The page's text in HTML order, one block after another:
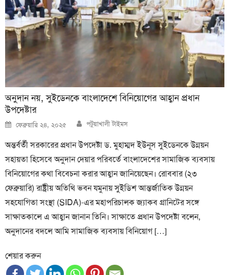
অনুদান নয়, সুইডেনকে বাংলাদেশে বিনিয়োগের আহ্বান প্রধান
উপদেষ্টার
Posted
on
ফেব্রুয়ারি ২৪, ২০২৫ Author
পটুয়াখালী টাইমস
অন্তর্বর্তী সরকারের প্রধান উপদেষ্টা ড. মুহাম্মদ ইউনূস সুইডেনকে উন্নয়ন
সহায়তা হিসেবে অনুদান দেয়ার পরিবর্তে বাংলাদেশের সামাজিক ব্যবসায়
বিনিয়োগের কথা বিবেচনা করার আহ্বান জানিয়েছেন। রোববার (২৩
ফেব্রুয়ারি) রাষ্ট্রীয় অতিথি ভবন যমুনায় সুইডিশ আন্তর্জাতিক উন্নয়ন
সহযোগিতা সংস্থা (SIDA)-এর মহাপরিচালক জ্যাকব গ্রানিটের সঙ্গে
সাক্ষাতকালে এ আহ্বান জানান তিনি। সাক্ষাতে প্রধান উপদেষ্টা বলেন,
অনুদানের বদলে আমি সামাজিক ব্যবসায় বিনিয়োগ […]
শেয়ার করুন